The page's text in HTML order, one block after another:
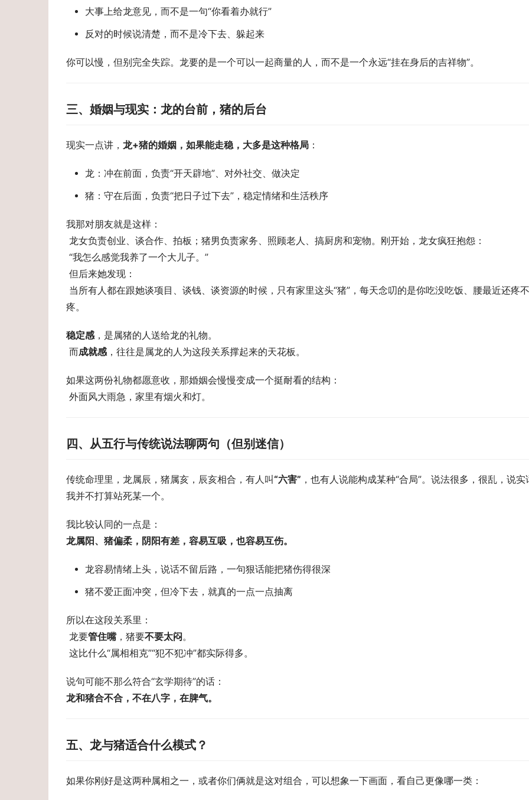
大事上给龙意见，而不是一句“你看着办就行”
反对的时候说清楚，而不是冷下去、躲起来
你可以慢，但别完全失踪。龙要的是一个可以一起商量的人，而不是一个永远“挂在身后的吉祥物”。
三、婚姻与现实：龙的台前，猪的后台
现实一点讲， 龙+猪的婚姻，如果能走稳，大多是这种格局 ：
龙：冲在前面，负责“开天辟地”、对外社交、做决定
猪：守在后面，负责“把日子过下去”，稳定情绪和生活秩序
我那对朋友就是这样：
龙女负责创业、谈合作、拍板；猪男负责家务、照顾老人、搞厨房和宠物。刚开始，龙女疯狂抱怨：
“我怎么感觉我养了一个大儿子。”
但后来她发现：
疼。
稳定感，是属猪的人送给龙的礼物。
而成就感，往往是属龙的人为这段关系撑起来的天花板。
如果这两份礼物都愿意收，那婚姻会慢慢变成一个挺耐看的结构：
外面风大雨急，家里有烟火和灯。
四、从五行与传统说法聊两句（但别迷信）
传统命理里，龙属辰，猪属亥，辰亥相合，有人叫“六害” ，也有人说能构成某种“合局”。说法很多，很乱，说实
我并不打算站死某一个。
我比较认同的一点是：
龙属阳、猪偏柔，阴阳有差，容易互吸，也容易互伤。
龙容易情绪上头，说话不留后路，一句狠话能把猪伤得很深
猪不爱正面冲突，但冷下去，就真的一点一点抽离
所以在这段关系里：
龙要管住嘴，猪要不要太闷。
这比什么“属相相克”“犯不犯冲”都实际得多。
说句可能不那么符合“玄学期待”的话：
龙和猪合不合，不在八字，在脾气。
五、龙与猪适合什么模式？
如果你刚好是这两种属相之一，或者你们俩就是这对组合，可以想象一下画面，看自己更像哪一类：